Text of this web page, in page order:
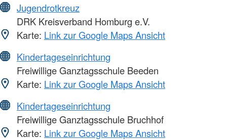
Jugendrotkreuz
DRK Kreisverband Homburg e.V.
Karte: Link zur Google Maps Ansicht
Kindertageseinrichtung
Freiwillige Ganztagsschule Beeden
Karte: Link zur Google Maps Ansicht
Kindertageseinrichtung
Freiwillige Ganztagsschule Bruchhof
Karte: Link zur Google Maps Ansicht